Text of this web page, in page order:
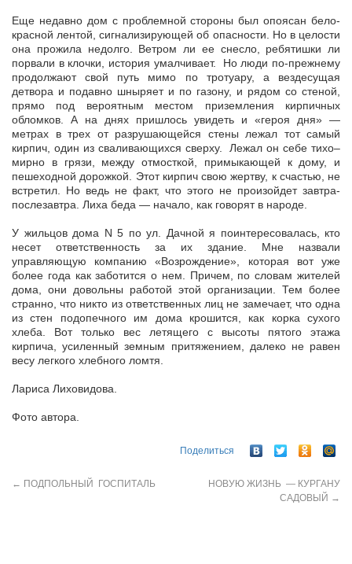
Еще недавно дом с проблемной стороны был опоясан бело-
красной лентой, сигнализирующей об опасности. Но в целости
она прожила недолго. Ветром ли ее снесло, ребятишки ли
порвали в клочки, история умалчивает. Но люди по-прежнему
продолжают свой путь мимо по тротуару, а вездесущая
детвора и подавно шныряет и по газону, и рядом со стеной,
прямо под вероятным местом приземления кирпичных
обломков. А на днях пришлось увидеть и «героя дня» —
метрах в трех от разрушающейся стены лежал тот самый
кирпич, один из сваливающихся сверху. Лежал он себе тихо–
мирно в грязи, между отмосткой, примыкающей к дому, и
пешеходной дорожкой. Этот кирпич свою жертву, к счастью, не
встретил. Но ведь не факт, что этого не произойдет завтра-
послезавтра. Лиха беда — начало, как говорят в народе.
У жильцов дома N 5 по ул. Дачной я поинтересовалась, кто
несет ответственность за их здание. Мне назвали
управляющую компанию «Возрождение», которая вот уже
более года как заботится о нем. Причем, по словам жителей
дома, они довольны работой этой организации. Тем более
странно, что никто из ответственных лиц не замечает, что одна
из стен подопечного им дома крошится, как корка сухого
хлеба. Вот только вес летящего с высоты пятого этажа
кирпича, усиленный земным притяжением, далеко не равен
весу легкого хлебного ломтя.
Лариса Лиховидова.
Фото автора.
Поделиться
← ПОДПОЛЬНЫЙ ГОСПИТАЛЬ
НОВУЮ ЖИЗНЬ — КУРГАНУ
САДОВЫЙ →